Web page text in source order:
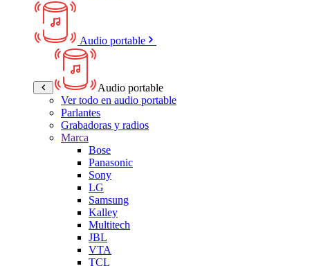
Audio portable
Audio portable
Ver todo en audio portable
Parlantes
Grabadoras y radios
Marca
Bose
Panasonic
Sony
LG
Samsung
Kalley
Multitech
JBL
VTA
TCL